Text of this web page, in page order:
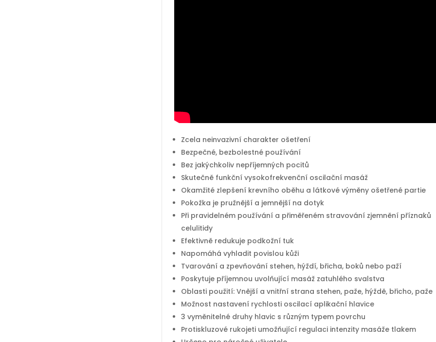
Zcela neinvazivní charakter ošetření
Bezpečné, bezbolestné používání
Bez jakýchkoliv nepříjemných pocitů
Skutečně funkční vysokofrekvenční oscilační masáž
Okamžité zlepšení krevního oběhu a látkové výměny ošetřené partie
Pokožka je pružnější a jemnější na dotyk
Při pravidelném používání a přiměřeném stravování zjemnění příznaků
celulitidy
Efektivně redukuje podkožní tuk
Napomáhá vyhladit povislou kůži
Tvarování a zpevňování stehen, hýždí, břicha, boků nebo paží
Poskytuje příjemnou uvolňující masáž zatuhlého svalstva
Oblasti použití: Vnější a vnitřní strana stehen, paže, hýždě, břicho, paže
Možnost nastavení rychlosti oscilací aplikační hlavice
3 vyměnitelné druhy hlavic s různým typem povrchu
Protiskluzové rukojeti umožňující regulaci intenzity masáže tlakem